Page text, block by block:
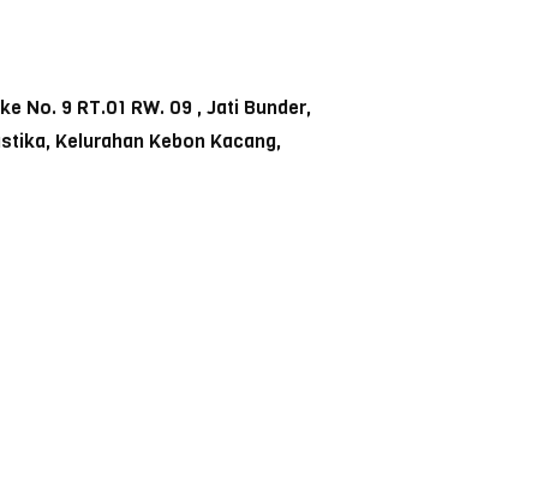
No. 9 RT.01 RW. 09 , Jati Bunder,
Kelurahan Kebon Kacang,